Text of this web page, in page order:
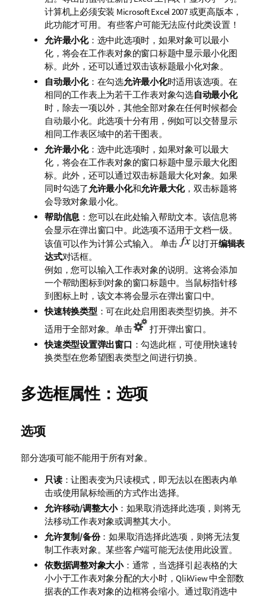
计算机上必须安装 Microsoft Excel 2007 或更高版本，
此功能才可用。 有些客户可能无法应付此类设置！
允许最小化：选中此选项时，如果对象可以最小
化，将会在工作表对象的窗口标题中显示最小化图
标。此外，还可以通过双击该标题最小化对象。
自动最小化：在勾选允许最小化时适用该选项。在
相同的工作表上为若干工作表对象勾选自动最小化
时，除去一项以外，其他全部对象在任何时候都会
自动最小化。此选项十分有用，例如可以交替显示
相同工作表区域中的若干图表。
允许最小化：选中此选项时，如果对象可以最大
化，将会在工作表对象的窗口标题中显示最大化图
标。此外，还可以通过双击标题最大化对象。如果
同时勾选了 允许最小化和允许最大化，双击标题将
会导致对象最小化。
帮助信息 ：您可以在此处输入帮助文本。该信息将
会显示在弹出窗口中。此选项不适用于文档一级。
该值可以作为计算公式输入。 单击
以打开编辑表
达式对话框。
例如，您可以输入工作表对象的说明。这将会添加
一个帮助图标到对象的窗口标题中。当鼠标指针移
到图标上时，该文本将会显示在弹出窗口中。
快速转换类型 ：可在此处启用图表类型切换。并不
适用于全部对象。单击
打开弹出窗口。
快速类型设置弹出窗口 ：勾选此框，可使用快速转
换类型在您希望图表类型之间进行切换。
多选框属性：选项
选项
部分选项可能不能用于所有对象。
只读：让图表变为只读模式，即无法以在图表内单
击或使用鼠标绘画的方式作出选择。
允许移动/调整大小：如果取消选择此选项，则将无
法移动工作表对象或调整其大小。
允许复制/备份：如果取消选择此选项，则将无法复
制工作表对象。某些客户端可能无法使用此设置。
依数据调整对象大小：通常，当选择引起表格的大
小小于工作表对象分配的大小时，QlikView 中全部数
据表的工作表对象的边框将会缩小。通过取消选中